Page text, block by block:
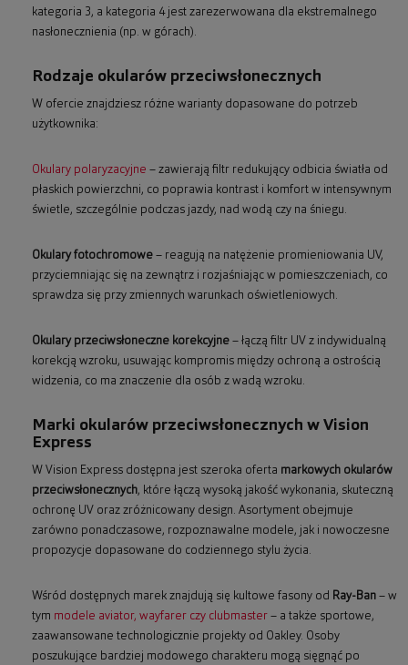
kategoria 3, a kategoria 4 jest zarezerwowana dla ekstremalnego
nasłonecznienia (np. w górach).
Rodzaje okularów przeciwsłonecznych
W ofercie znajdziesz różne warianty dopasowane do potrzeb
użytkownika:
Okulary polaryzacyjne – zawierają filtr redukujący odbicia światła od
płaskich powierzchni, co poprawia kontrast i komfort w intensywnym
świetle, szczególnie podczas jazdy, nad wodą czy na śniegu.
Okulary fotochromowe – reagują na natężenie promieniowania UV,
przyciemniając się na zewnątrz i rozjaśniając w pomieszczeniach, co
sprawdza się przy zmiennych warunkach oświetleniowych.
Okulary przeciwsłoneczne korekcyjne – łączą filtr UV z indywidualną
korekcją wzroku, usuwając kompromis między ochroną a ostrością
widzenia, co ma znaczenie dla osób z wadą wzroku.
Marki okularów przeciwsłonecznych w Vision
Express
W Vision Express dostępna jest szeroka oferta markowych okularów
przeciwsłonecznych, które łączą wysoką jakość wykonania, skuteczną
ochronę UV oraz zróżnicowany design. Asortyment obejmuje
zarówno ponadczasowe, rozpoznawalne modele, jak i nowoczesne
propozycje dopasowane do codziennego stylu życia.
Wśród dostępnych marek znajdują się kultowe fasony od Ray-Ban – w
tym modele aviator, wayfarer czy clubmaster – a także sportowe,
zaawansowane technologicznie projekty od Oakley. Osoby
poszukujące bardziej modowego charakteru mogą sięgnąć po